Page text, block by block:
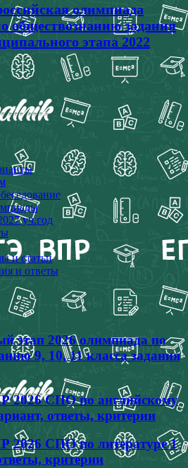
олимпиада
обществознанию задания
этапа 2022
уч.год
и статьи
и ответы
этап 2026 олимпиада по
9, 10, 11 класса задания
2026 СПО по английскому
ответы, критерии
2026 СПО по литературе 1
критерии